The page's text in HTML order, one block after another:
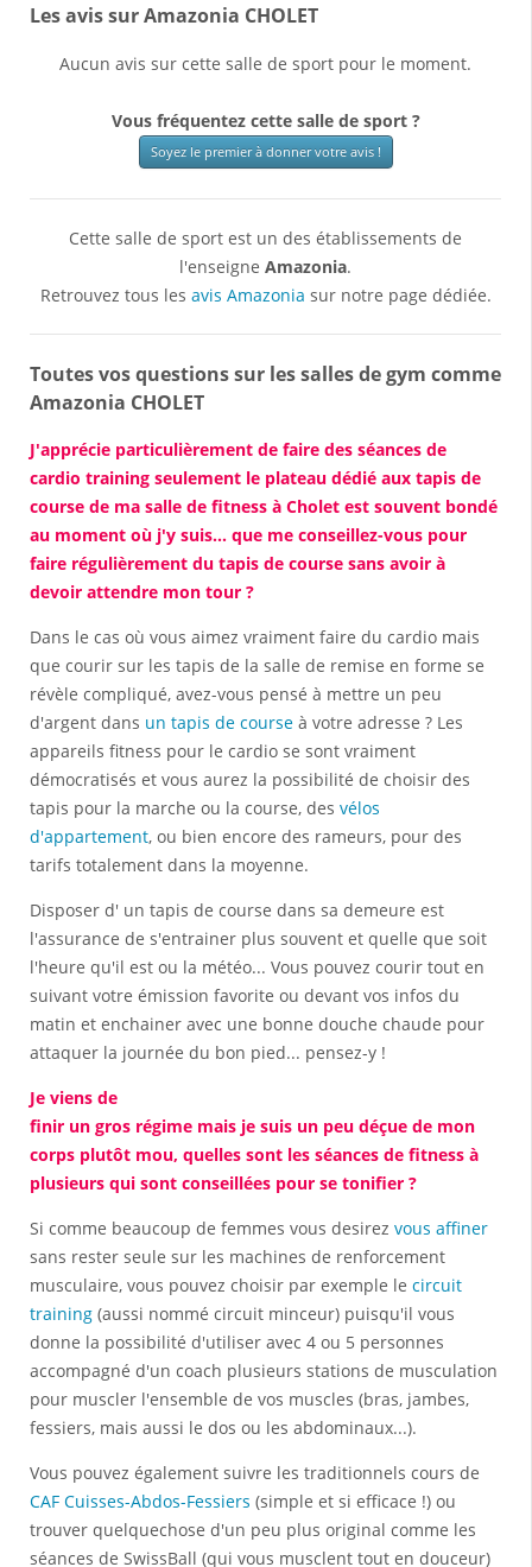
Les avis sur Amazonia CHOLET
Aucun avis sur cette salle de sport pour le moment.
Vous fréquentez cette salle de sport ?
Soyez le premier à donner votre avis !
Cette salle de sport est un des établissements de
l'enseigne Amazonia.
Retrouvez tous les avis Amazonia sur notre page dédiée.
Toutes vos questions sur les salles de gym comme
Amazonia CHOLET
J'apprécie particulièrement de faire des séances de
cardio training seulement le plateau dédié aux tapis de
course de ma salle de fitness à Cholet est souvent bondé
au moment où j'y suis... que me conseillez-vous pour
faire régulièrement du tapis de course sans avoir à
devoir attendre mon tour ?
Dans le cas où vous aimez vraiment faire du cardio mais
que courir sur les tapis de la salle de remise en forme se
révèle compliqué, avez-vous pensé à mettre un peu
d'argent dans un tapis de course à votre adresse ? Les
appareils fitness pour le cardio se sont vraiment
démocratisés et vous aurez la possibilité de choisir des
tapis pour la marche ou la course, des vélos
d'appartement, ou bien encore des rameurs, pour des
tarifs totalement dans la moyenne.
Disposer d' un tapis de course dans sa demeure est
l'assurance de s'entrainer plus souvent et quelle que soit
l'heure qu'il est ou la météo... Vous pouvez courir tout en
suivant votre émission favorite ou devant vos infos du
matin et enchainer avec une bonne douche chaude pour
attaquer la journée du bon pied... pensez-y !
Je viens de
finir un gros régime mais je suis un peu déçue de mon
corps plutôt mou, quelles sont les séances de fitness à
plusieurs qui sont conseillées pour se tonifier ?
Si comme beaucoup de femmes vous desirez vous affiner
sans rester seule sur les machines de renforcement
musculaire, vous pouvez choisir par exemple le circuit
training (aussi nommé circuit minceur) puisqu'il vous
donne la possibilité d'utiliser avec 4 ou 5 personnes
accompagné d'un coach plusieurs stations de musculation
pour muscler l'ensemble de vos muscles (bras, jambes,
fessiers, mais aussi le dos ou les abdominaux...).
Vous pouvez également suivre les traditionnels cours de
CAF Cuisses-Abdos-Fessiers (simple et si efficace !) ou
trouver quelquechose d'un peu plus original comme les
séances de SwissBall (qui vous musclent tout en douceur)